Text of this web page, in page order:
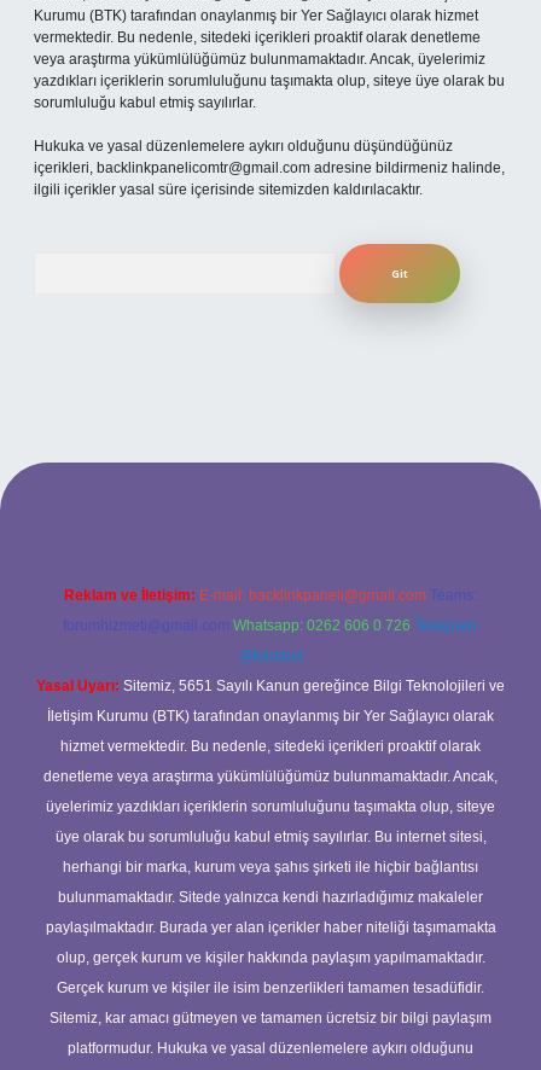
Kurumu (BTK) tarafından onaylanmış bir Yer Sağlayıcı olarak hizmet
vermektedir. Bu nedenle, sitedeki içerikleri proaktif olarak denetleme
veya araştırma yükümlülüğümüz bulunmamaktadır. Ancak, üyelerimiz
yazdıkları içeriklerin sorumluluğunu taşımakta olup, siteye üye olarak bu
sorumluluğu kabul etmiş sayılırlar.
Hukuka ve yasal düzenlemelere aykırı olduğunu düşündüğünüz
içerikleri, backlinkpanelicomtr@gmail.com adresine bildirmeniz halinde,
ilgili içerikler yasal süre içerisinde sitemizden kaldırılacaktır.
yeni giriş adresi
Reklam ve İletişim: E-mail: backlinkpaneli@gmail.com Teams:
forumhizmeti@gmail.com Whatsapp: 0262 606 0 726 Telegram:
@karabul
Yasal Uyarı: Sitemiz, 5651 Sayılı Kanun gereğince Bilgi Teknolojileri ve
İletişim Kurumu (BTK) tarafından onaylanmış bir Yer Sağlayıcı olarak
hizmet vermektedir. Bu nedenle, sitedeki içerikleri proaktif olarak
denetleme veya araştırma yükümlülüğümüz bulunmamaktadır. Ancak,
üyelerimiz yazdıkları içeriklerin sorumluluğunu taşımakta olup, siteye
üye olarak bu sorumluluğu kabul etmiş sayılırlar. Bu internet sitesi,
herhangi bir marka, kurum veya şahıs şirketi ile hiçbir bağlantısı
bulunmamaktadır. Sitede yalnızca kendi hazırladığımız makaleler
paylaşılmaktadır. Burada yer alan içerikler haber niteliği taşımamakta
olup, gerçek kurum ve kişiler hakkında paylaşım yapılmamaktadır.
Gerçek kurum ve kişiler ile isim benzerlikleri tamamen tesadüfidir.
Sitemiz, kar amacı gütmeyen ve tamamen ücretsiz bir bilgi paylaşım
platformudur. Hukuka ve yasal düzenlemelere aykırı olduğunu